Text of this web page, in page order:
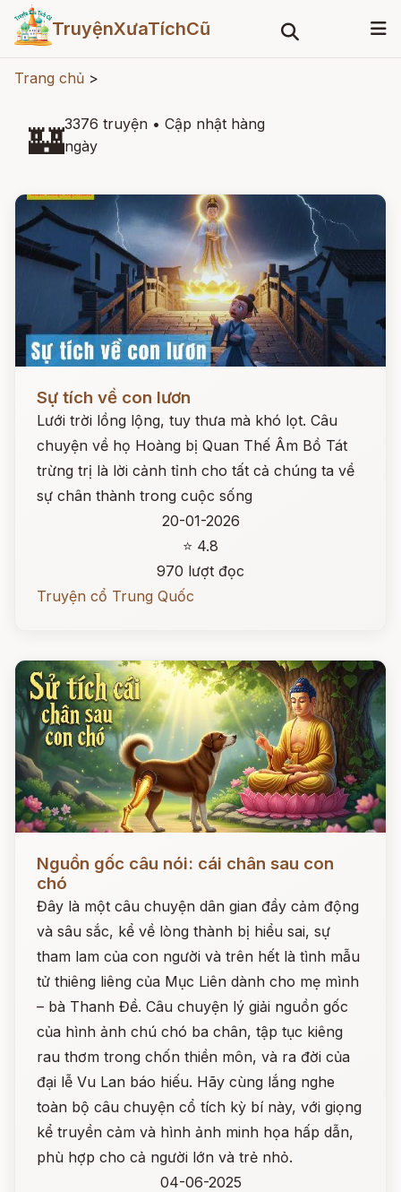
TruyệnXưaTíchCũ
Trang chủ >
🏰3376 truyện • Cập nhật hàng
ngày
Sự tích về con lươn
Lưới trời lồng lộng, tuy thưa mà khó lọt. Câu
chuyện về họ Hoàng bị Quan Thế Âm Bồ Tát
trừng trị là lời cảnh tỉnh cho tất cả chúng ta về
sự chân thành trong cuộc sống
20-01-2026
⭐ 4.8
970 lượt đọc
Truyện cổ Trung Quốc
Đọc ngay
Nguồn gốc câu nói: cái chân sau con
chó
Đây là một câu chuyện dân gian đầy cảm động
và sâu sắc, kể về lòng thành bị hiểu sai, sự
tham lam của con người và trên hết là tình mẫu
tử thiêng liêng của Mục Liên dành cho mẹ mình
– bà Thanh Đề. Câu chuyện lý giải nguồn gốc
của hình ảnh chú chó ba chân, tập tục kiêng
rau thơm trong chốn thiền môn, và ra đời của
đại lễ Vu Lan báo hiếu. Hãy cùng lắng nghe
toàn bộ câu chuyện cổ tích kỳ bí này, với giọng
kể truyền cảm và hình ảnh minh họa hấp dẫn,
phù hợp cho cả người lớn và trẻ nhỏ.
04-06-2025